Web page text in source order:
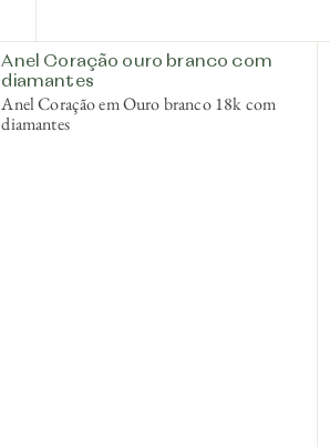
Anel Coração ouro branco com
diamantes
Anel Coração em Ouro branco 18k com
diamantes